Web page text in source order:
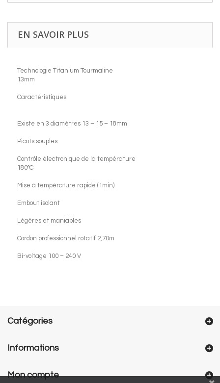
EN SAVOIR PLUS
Technologie Titanium Tourmaline
13mm
Caractéristiques
Existe en 3 diamètres 13 – 15 – 18mm
Picots souples
Contrôle électronique de la température
180°C
Mise à température rapide (1min)
Embout isolant
Légères et maniables
Cordon professionnel rotatif 2,70m
Bi-voltage 100 – 240 V
Catégories
Informations
Mon compte